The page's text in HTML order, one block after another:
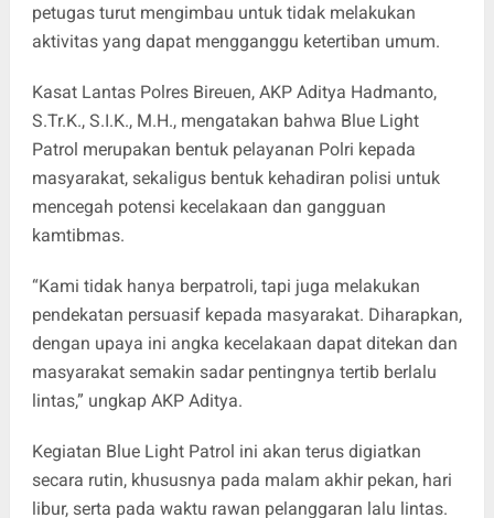
petugas turut mengimbau untuk tidak melakukan
aktivitas yang dapat mengganggu ketertiban umum.
Kasat Lantas Polres Bireuen, AKP Aditya Hadmanto,
S.Tr.K., S.I.K., M.H., mengatakan bahwa Blue Light
Patrol merupakan bentuk pelayanan Polri kepada
masyarakat, sekaligus bentuk kehadiran polisi untuk
mencegah potensi kecelakaan dan gangguan
kamtibmas.
“Kami tidak hanya berpatroli, tapi juga melakukan
pendekatan persuasif kepada masyarakat. Diharapkan,
dengan upaya ini angka kecelakaan dapat ditekan dan
masyarakat semakin sadar pentingnya tertib berlalu
lintas,” ungkap AKP Aditya.
Kegiatan Blue Light Patrol ini akan terus digiatkan
secara rutin, khususnya pada malam akhir pekan, hari
libur, serta pada waktu rawan pelanggaran lalu lintas.